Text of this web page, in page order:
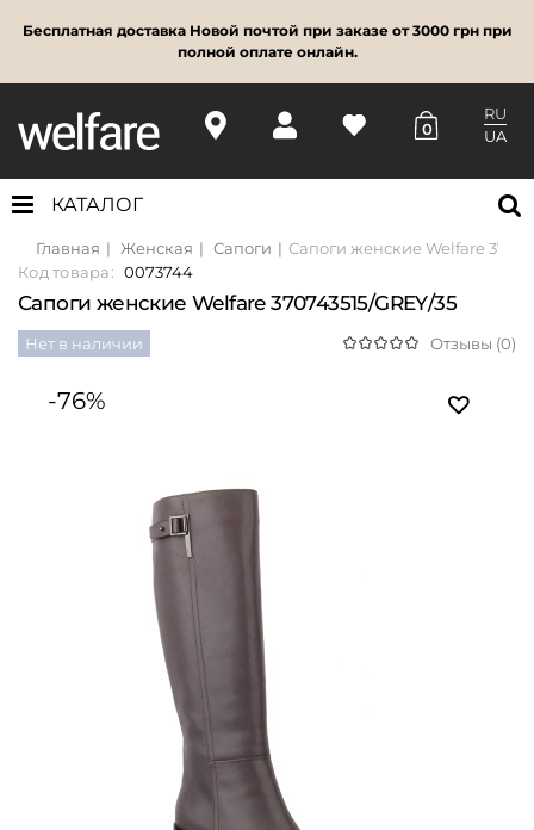
Бесплатная доставка Новой почтой при заказе от 3000 грн при
полной оплате онлайн.
0
RU
UA
КАТАЛОГ
Главная Женская Сапоги
Сапоги женские Welfare
Код товара: 0073744
Сапоги женские Welfare 370743515/GREY/35
Нет в наличии Отзывы (0)
-76%